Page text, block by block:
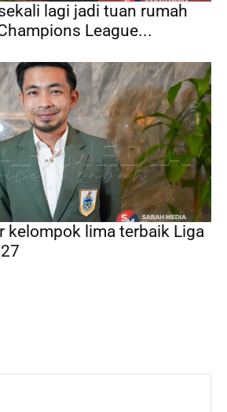
lagi jadi tuan rumah
League...
kelompok lima terbaik Liga